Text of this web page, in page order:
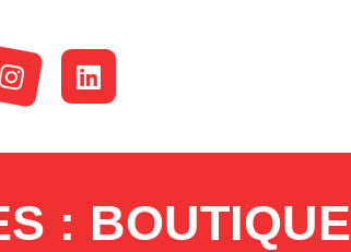
: BOUTIQUE